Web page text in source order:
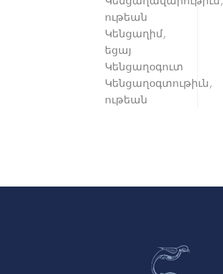
ութեան
Կենցաղիմ,
եցայ
Կենցաղօգուտ
Կենցաղօգտութիւն,
ութեան